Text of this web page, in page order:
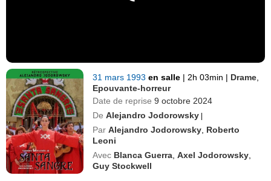
31 mars 1993en salle | 2h 03min | Drame
Epouvante-horreur
Date de reprise 9 octobre 2024
De Alejandro Jodorowsky |
Par Alejandro Jodorowsky Roberto
Leoni
Avec Blanca Guerra ,Axel Jodorowsky
Guy Stockwell